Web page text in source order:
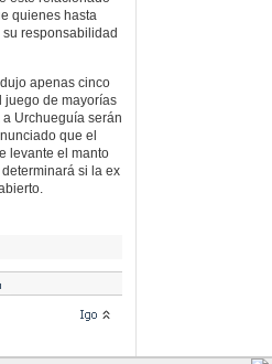
quienes hasta
responsabilidad
apenas cinco
juego de mayorías
Urchueguía serán
que el
levante el manto
si la ex